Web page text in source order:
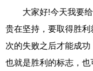
大家好!今天我要
贵在坚持，要取得胜
次的失败之后才能成
也就是胜利的标志，也